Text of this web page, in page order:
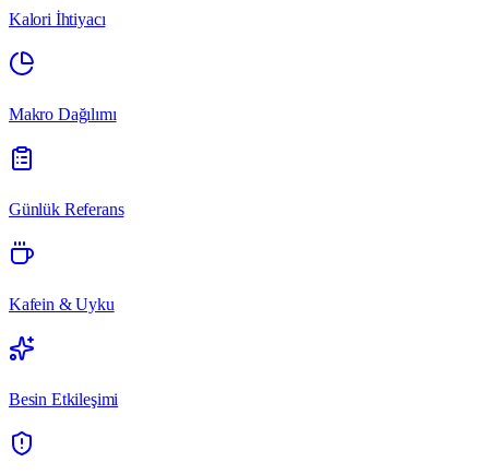
Kalori İhtiyacı
Makro Dağılımı
Günlük Referans
Kafein & Uyku
Besin Etkileşimi